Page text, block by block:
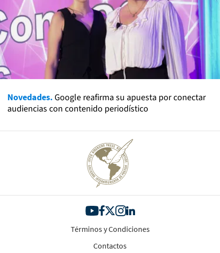
Novedades. Google reafirma su apuesta por conectar
audiencias con contenido periodístico
Términos y Condiciones
Contactos